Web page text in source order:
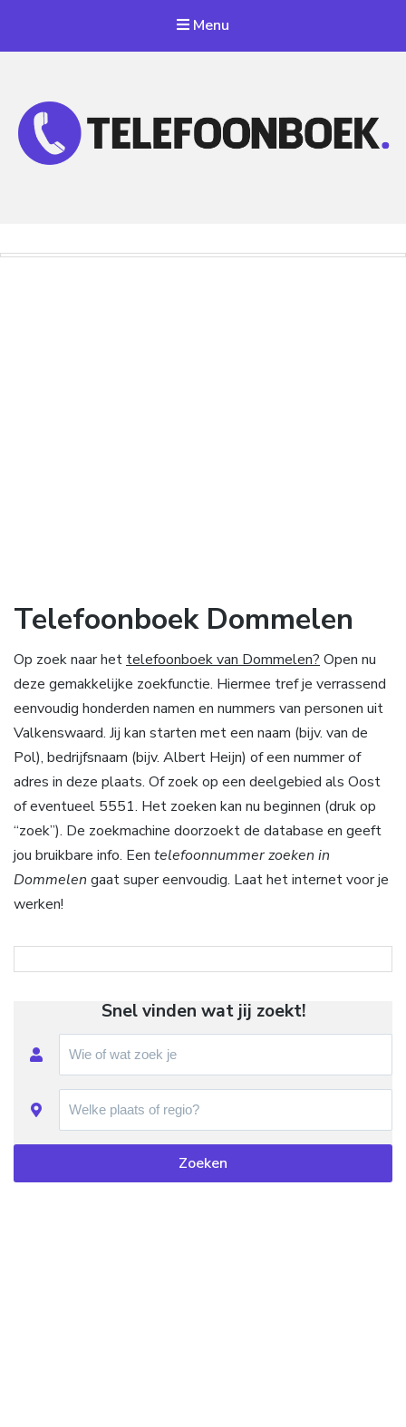
Menu
Telefoonboek Dommelen
Op zoek naar het telefoonboek van Dommelen? Open nu
deze gemakkelijke zoekfunctie. Hiermee tref je verrassend
eenvoudig honderden namen en nummers van personen uit
Valkenswaard. Jij kan starten met een naam (bijv. van de
Pol), bedrijfsnaam (bijv. Albert Heijn) of een nummer of
adres in deze plaats. Of zoek op een deelgebied als Oost
of eventueel 5551. Het zoeken kan nu beginnen (druk op
“zoek”). De zoekmachine doorzoekt de database en geeft
jou bruikbare info. Een telefoonnummer zoeken in
Dommelen gaat super eenvoudig. Laat het internet voor je
werken!
Snel vinden wat jij zoekt!